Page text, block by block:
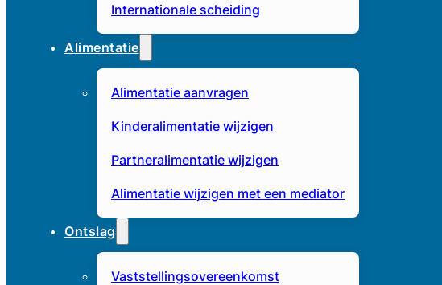
Internationale scheiding
Alimentatie
Alimentatie aanvragen
Kinderalimentatie wijzigen
Partneralimentatie wijzigen
Alimentatie wijzigen met een mediator
Ontslag
Vaststellingsovereenkomst